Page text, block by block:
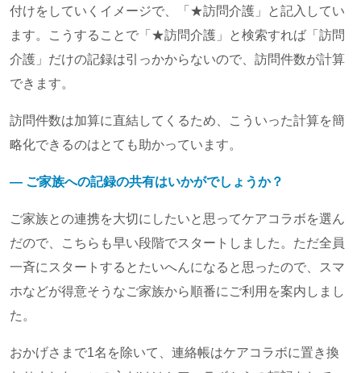
付けをしていくイメージで、「★訪問介護」と記入してい
ます。こうすることで「★訪問介護」と検索すれば「訪問
介護」だけの記録は引っかからないので、訪問件数が計算
できます。
訪問件数は加算に直結してくるため、こういった計算を簡
略化できるのはとても助かっています。
― ご家族への記録の共有はいかがでしょうか？
ご家族との連携を大切にしたいと思ってケアコラボを選ん
だので、こちらも早い段階でスタートしました。ただ全員
一斉にスタートするとたいへんになると思ったので、スマ
ホなどが得意そうなご家族から順番にご利用を案内しまし
た。
おかげさまで1名を除いて、連絡帳はケアコラボに置き換